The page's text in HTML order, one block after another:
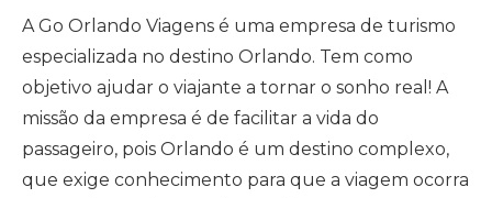
A Go Orlando Viagens é uma empresa de turismo
especializada no destino Orlando. Tem como
objetivo ajudar o viajante a tornar o sonho real! A
missão da empresa é de facilitar a vida do
passageiro, pois Orlando é um destino complexo,
que exige conhecimento para que a viagem ocorra